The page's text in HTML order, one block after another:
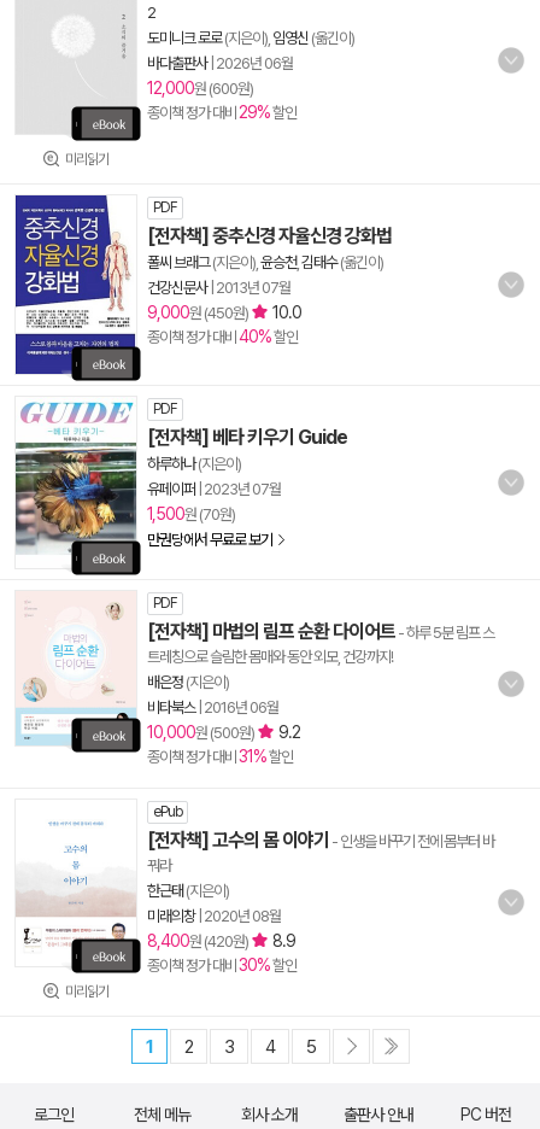
미리읽기
2
도미니크 로로(지은이), 임영신 (옮긴이)
바다출판사| 2026년 06월
12,000원 (600원)
종이책 정가 대비 29%할인
PDF
[전자책] 중추신경 자율신경 강화법
폴씨 브래그(지은이), 윤승천, 김태수(옮긴이)
건강신문사| 2013년 07월
9,000원 (450원) 10.0
종이책 정가 대비 40%할인
PDF
[전자책] 베타 키우기 Guide
하루하나(지은이)
유페이퍼 2023년 07월
1,500원 (70원)
만권당에서 무료로 보기
PDF
[전자책] 마법의 림프 순환 다이어트 - 하루 5분 림프 스
트레칭으로 슬림한 몸매와 동안 외모, 건강까지!
배은정 (지은이)
비타북스| 2016년 06월
10,000원 (500원) 9.2
종이책 정가 대비 31%할인
미리읽기
ePub
[전자책] 고수의 몸 이야기 - 인생을 바꾸기 전에 몸부터 바
꿔라
한근태 (지은이)
미래의창| 2020년 08월
8,400원 (420원) 8.9
종이책 정가 대비 30%할인
1 2 3 4 5
로그인 전체 메뉴 회사 소개 출판사 안내 PC 버전